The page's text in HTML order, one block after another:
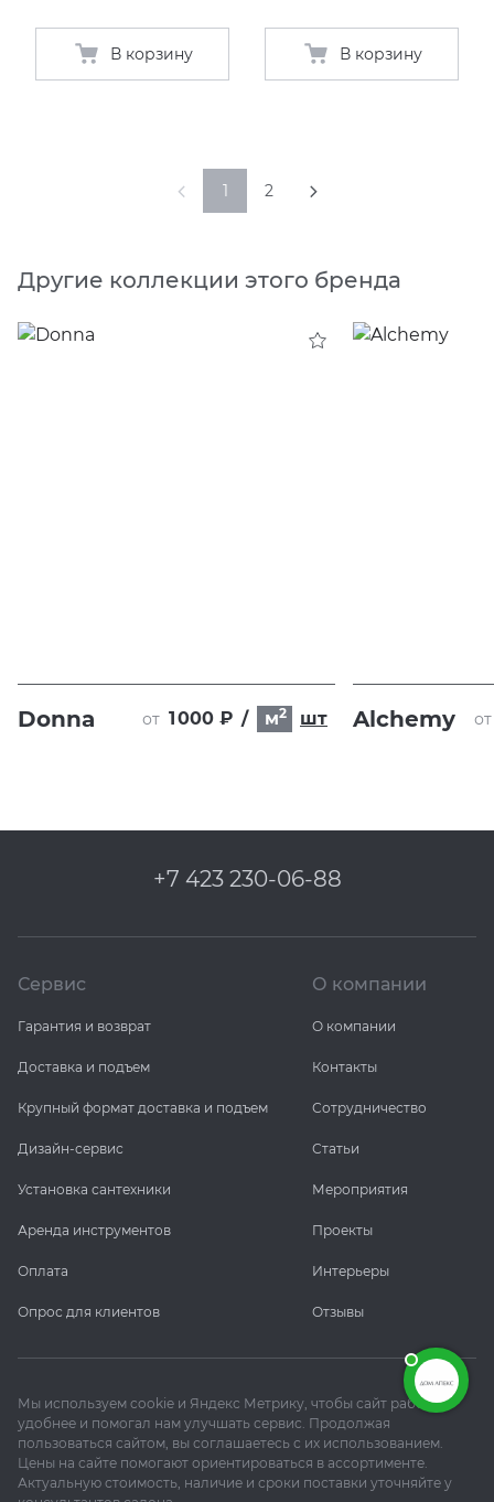
В корзину В корзину
1 2
Другие коллекции этого бренда
Donna от 1 000 ₽ / м2 шт Alchemy от
+7 423 230-06-88
Сервис
Гарантия и возврат
Доставка и подъем
Крупный формат доставка и подъем
Дизайн-сервис
Установка сантехники
Аренда инструментов
Оплата
Опрос для клиентов
О компании
О компании
Контакты
Сотрудничество
Статьи
Мероприятия
Проекты
Интерьеры
Отзывы
Мы используем cookie и Яндекс Метрику, чтобы сайт работал
удобнее и помогал нам улучшать сервис. Продолжая
пользоваться сайтом, вы соглашаетесь с их использованием.
Цены на сайте помогают ориентироваться в ассортименте.
Актуальную стоимость, наличие и сроки поставки уточняйте у